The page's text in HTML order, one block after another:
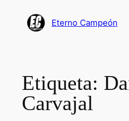
Eterno Campeón
Etiqueta:
Carvajal